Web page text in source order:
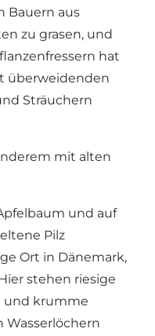
Bauern aus
zu grasen, und
hat
überweidenden
Sträuchern
mit alten
und auf
Pilz
Ort in Dänemark,
stehen riesige
und krumme
Wasserlöchern